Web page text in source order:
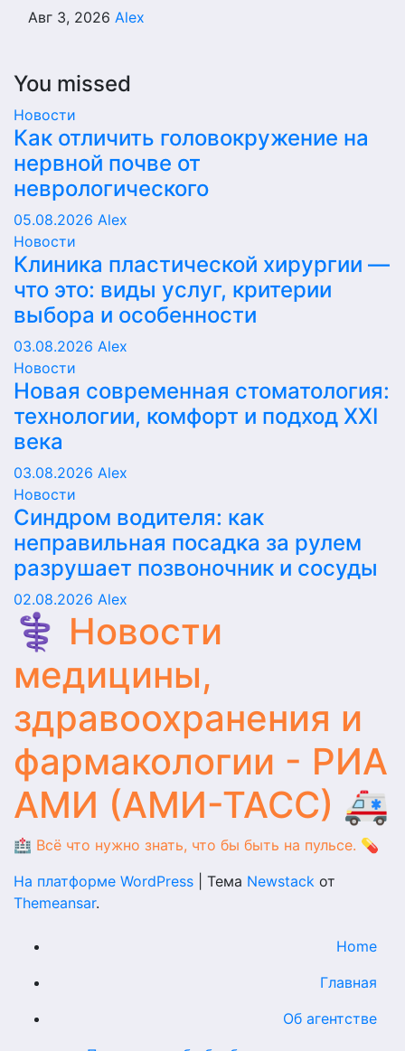
Авг 3, 2026 Alex
You missed
Новости
Как отличить головокружение на
нервной почве от
неврологического
05.08.2026 Alex
Новости
Клиника пластической хирургии —
что это: виды услуг, критерии
выбора и особенности
03.08.2026 Alex
Новости
Новая современная стоматология:
технологии, комфорт и подход XXI
века
03.08.2026 Alex
Новости
Синдром водителя: как
неправильная посадка за рулем
разрушает позвоночник и сосуды
02.08.2026 Alex
⚕️ Новости
медицины,
здравоохранения и
фармакологии - РИА
АМИ (АМИ-ТАСС) 🚑
🏥 Всё что нужно знать, что бы быть на пульсе. 💊
На платформе WordPress
Тема Newstack от
Themeansar.
Home
Главная
Об агентстве